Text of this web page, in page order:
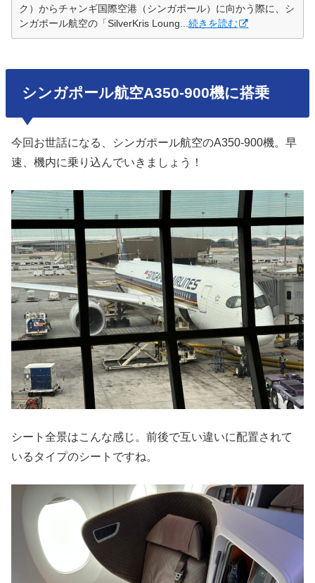
ク）からチャンギ国際空港（シンガポール）に向かう際に、シ
ンガポール航空の「SilverKris Loung...続きを読む
シンガポール航空A350-900機に搭乗
今回お世話になる、シンガポール航空のA350-900機。早
速、機内に乗り込んでいきましょう！
シート全景はこんな感じ。前後で互い違いに配置されて
いるタイプのシートですね。